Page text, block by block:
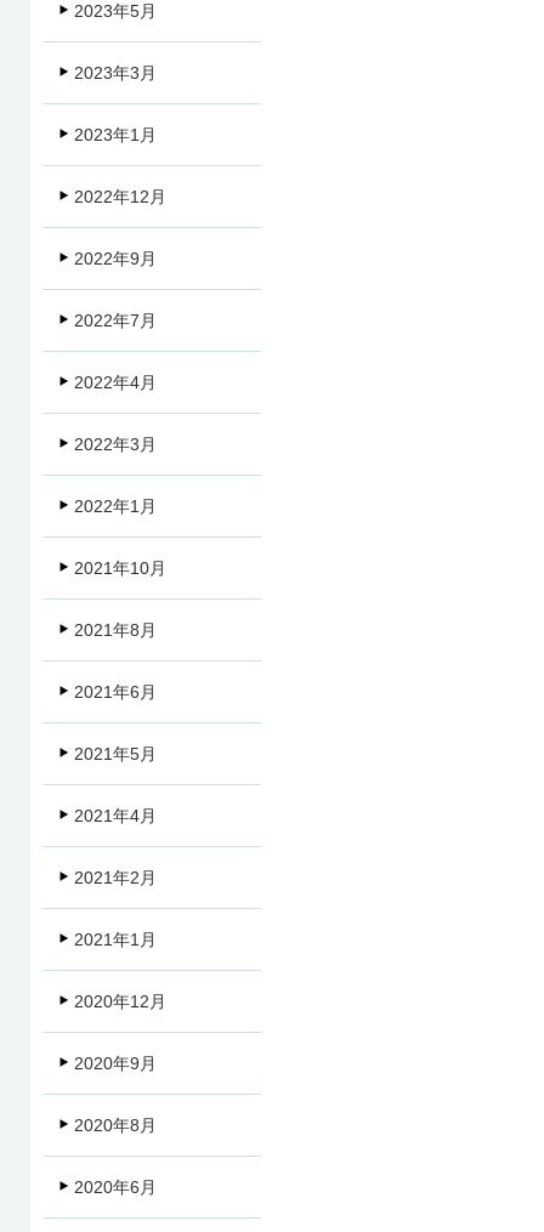
2023年5月
2023年3月
2023年1月
2022年12月
2022年9月
2022年7月
2022年4月
2022年3月
2022年1月
2021年10月
2021年8月
2021年6月
2021年5月
2021年4月
2021年2月
2021年1月
2020年12月
2020年9月
2020年8月
2020年6月